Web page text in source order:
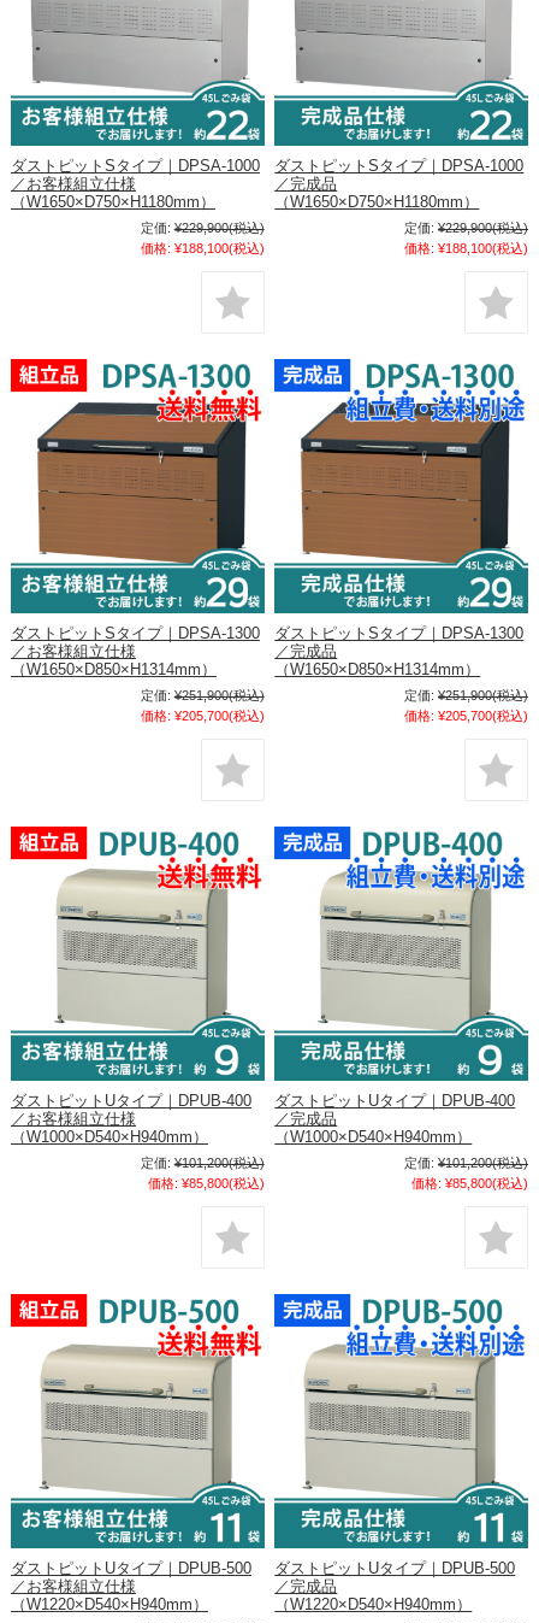
ダストピットSタイプ｜DPSA-1000
／お客様組立仕様
（W1650×D750×H1180mm）
定価: ¥229,900(税込)
価格: ¥188,100(税込)
ダストピットSタイプ｜DPSA-1000
／完成品
（W1650×D750×H1180mm）
定価: ¥229,900(税込)
価格: ¥188,100(税込)
ダストピットSタイプ｜DPSA-1300
／お客様組立仕様
（W1650×D850×H1314mm）
定価: ¥251,900(税込)
価格: ¥205,700(税込)
ダストピットSタイプ｜DPSA-1300
／完成品
（W1650×D850×H1314mm）
定価: ¥251,900(税込)
価格: ¥205,700(税込)
ダストピットUタイプ｜DPUB-400
／お客様組立仕様
（W1000×D540×H940mm）
定価: ¥101,200(税込)
価格: ¥85,800(税込)
ダストピットUタイプ｜DPUB-400
／完成品
（W1000×D540×H940mm）
定価: ¥101,200(税込)
価格: ¥85,800(税込)
ダストピットUタイプ｜DPUB-500
／お客様組立仕様
（W1220×D540×H940mm）
ダストピットUタイプ｜DPUB-500
／完成品
（W1220×D540×H940mm）